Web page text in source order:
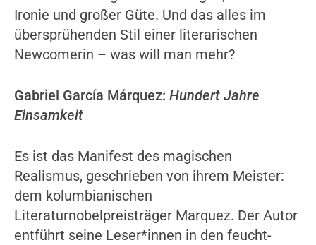
Ironie und großer Güte. Und das alles im
übersprühenden Stil einer literarischen
Newcomerin – was will man mehr?
Gabriel García Márquez: Hundert Jahre
Einsamkeit
Es ist das Manifest des magischen
Realismus, geschrieben von ihrem Meister:
dem kolumbianischen
Literaturnobelpreisträger Marquez. Der Autor
entführt seine Leser*innen in den feucht-